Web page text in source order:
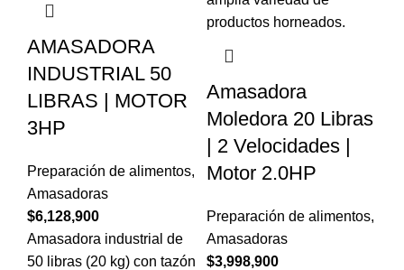
AMASADORA
INDUSTRIAL 50
LIBRAS | MOTOR
3HP
Preparación de alimentos,
Amasadoras
$6,128,900
Amasadora industrial de
50 libras (20 kg) con tazón
Amasadora
Moledora 20 Libras
| 2 Velocidades |
Motor 2.0HP
Preparación de alimentos,
Amasadoras
$3,998,900